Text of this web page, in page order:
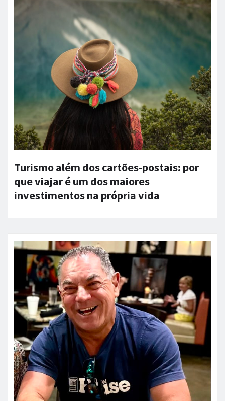
Turismo além dos cartões-postais: por
que viajar é um dos maiores
investimentos na própria vida